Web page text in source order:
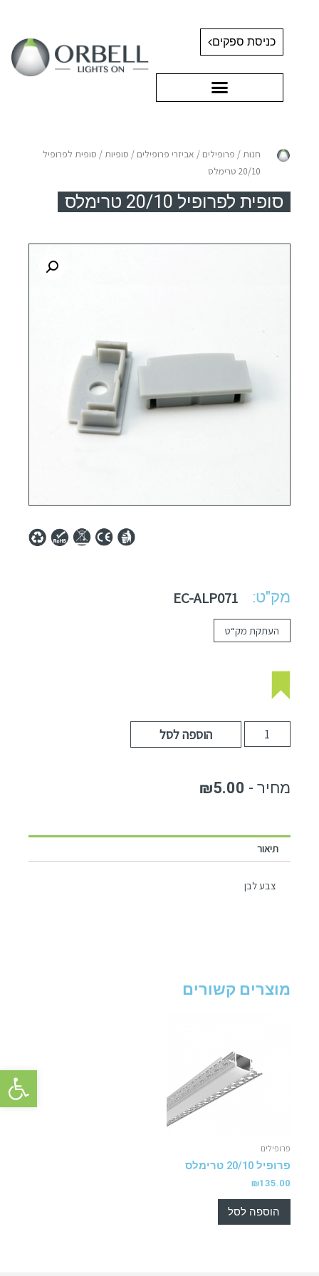
פתח
כניסת ספקים
חנות / פרופילים / אביזרי פרופילים / סופיות / סופית לפרופיל
20/10 טרימלס
סופית לפרופיל 20/10 טרימלס
מק"ט: EC-ALP071
העתקת מק“ט
הוספה לסל
₪5.00
תיאור
צבע לבן
מוצרים קשורים
פרופילים
פרופיל 20/10 טרימלס
₪135.00
הוספה לסל